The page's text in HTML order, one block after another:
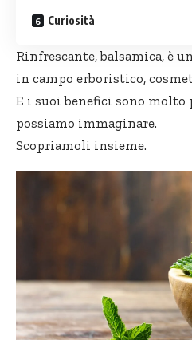
Curiosità
Rinfrescante, balsamica, è
in campo erboristico,
E i suoi benefici sono
possiamo immaginare.
Scopriamoli insieme.